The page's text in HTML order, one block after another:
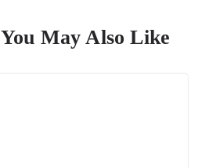
You May Also Like